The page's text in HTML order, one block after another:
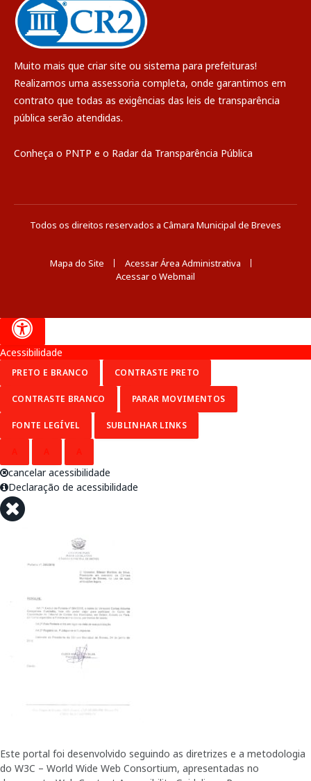
Muito mais que criar site ou sistema para prefeituras!
Realizamos uma assessoria completa, onde garantimos em
contrato que todas as exigências das leis de transparência
pública serão atendidas.
Conheça o PNTP e o Radar da Transparência Pública
Todos os direitos reservados a Câmara Municipal de Breves
Mapa do Site
Acessar Área Administrativa
Acessar o Webmail
Acessibilidade
PRETO E BRANCO CONTRASTE PRETO
CONTRASTE BRANCO PARAR MOVIMENTOS
FONTE LEGÍVEL SUBLINHAR LINKS
cancelar acessibilidade
Declaração de acessibilidade
Este portal foi desenvolvido seguindo as diretrizes e a metodologia
do W3C – World Wide Web Consortium, apresentadas no